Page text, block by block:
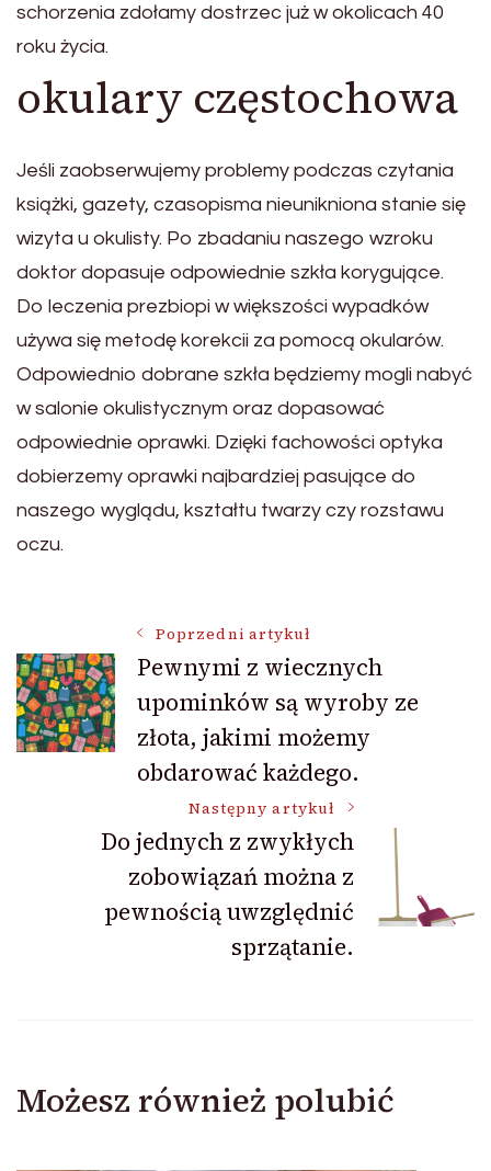
schorzenia zdołamy dostrzec już w okolicach 40
roku życia.
okulary częstochowa
Jeśli zaobserwujemy problemy podczas czytania
książki, gazety, czasopisma nieunikniona stanie się
wizyta u okulisty. Po zbadaniu naszego wzroku
doktor dopasuje odpowiednie szkła korygujące.
Do leczenia prezbiopi w większości wypadków
używa się metodę korekcii za pomocą okularów.
Odpowiednio dobrane szkła będziemy mogli nabyć
w salonie okulistycznym oraz dopasować
odpowiednie oprawki. Dzięki fachowości optyka
dobierzemy oprawki najbardziej pasujące do
naszego wyglądu, kształtu twarzy czy rozstawu
oczu.
Nawigacja
wpisu
Poprzedni artykuł
Pewnymi z wiecznych
upominków są wyroby ze
złota, jakimi możemy
obdarować każdego.
Następny artykuł
Do jednych z zwykłych
zobowiązań można z
pewnością uwzględnić
sprzątanie.
Możesz również polubić